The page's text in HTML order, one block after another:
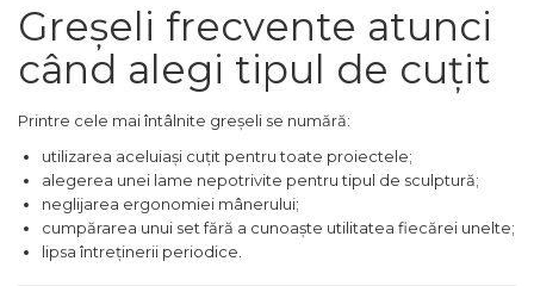
Manipulat Sticla
Scule Electrice & Unelte
Ciocane Rotopercutoare &
Demolatoare cu SDS-MAX / SDS-
Plus
Suporti & Discuri
Greșeli frecvente atunci
când alegi tipul de cuțit
Printre cele mai întâlnite greșeli se numără:
utilizarea aceluiași cuțit pentru toate proiectele;
alegerea unei lame nepotrivite pentru tipul de sculptură;
neglijarea ergonomiei mânerului;
cumpărarea unui set fără a cunoaște utilitatea fiecărei unelte;
lipsa întreținerii periodice.